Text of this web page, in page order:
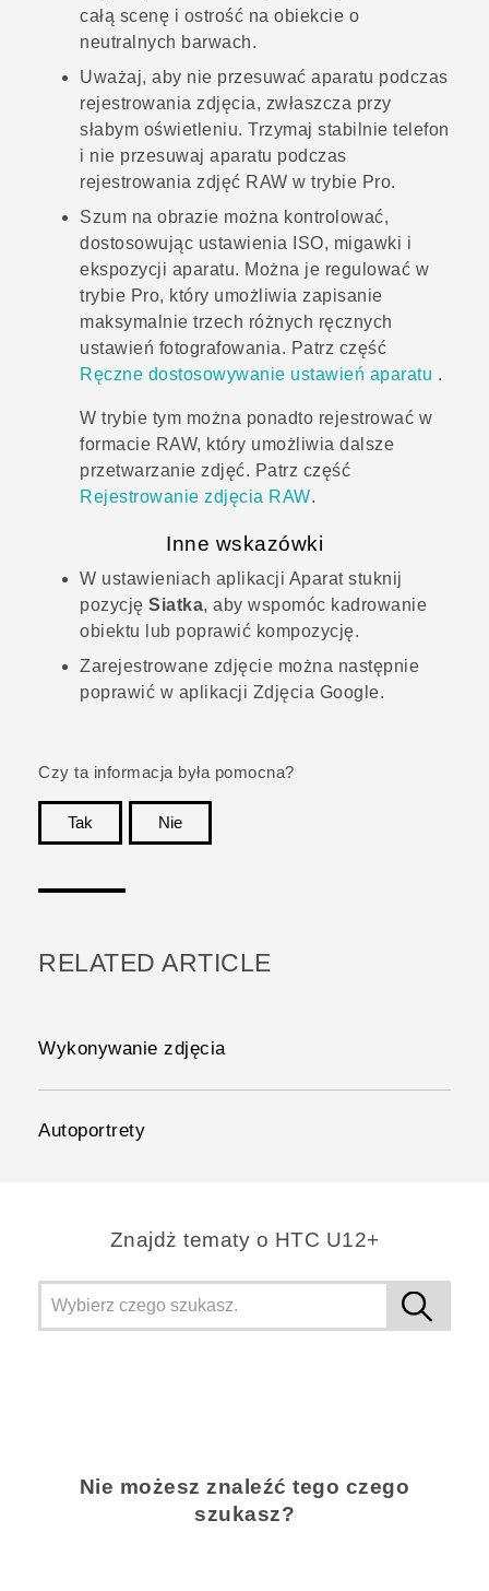
całą scenę i ostrość na obiekcie o
neutralnych barwach.
Uważaj, aby nie przesuwać aparatu podczas
rejestrowania zdjęcia, zwłaszcza przy
słabym oświetleniu. Trzymaj stabilnie telefon
i nie przesuwaj aparatu podczas
rejestrowania zdjęć RAW w trybie Pro.
Szum na obrazie można kontrolować,
dostosowując ustawienia ISO, migawki i
ekspozycji aparatu. Można je regulować w
trybie Pro, który umożliwia zapisanie
maksymalnie trzech różnych ręcznych
ustawień fotografowania. Patrz część
Ręczne dostosowywanie ustawień aparatu .
W trybie tym można ponadto rejestrować w
formacie RAW, który umożliwia dalsze
przetwarzanie zdjęć. Patrz część
Rejestrowanie zdjęcia RAW.
Inne wskazówki
W ustawieniach aplikacji Aparatstuknij
pozycję Siatka, aby wspomóc kadrowanie
obiektu lub poprawić kompozycję.
Zarejestrowane zdjęcie można następnie
poprawić w aplikacji Zdjęcia Google.
Czy ta informacja była pomocna?
Tak
Nie
RELATED ARTICLE
Wykonywanie zdjęcia
Autoportrety
Znajdż tematy o HTC U12+
Nie możesz znaleźć tego czego
szukasz?